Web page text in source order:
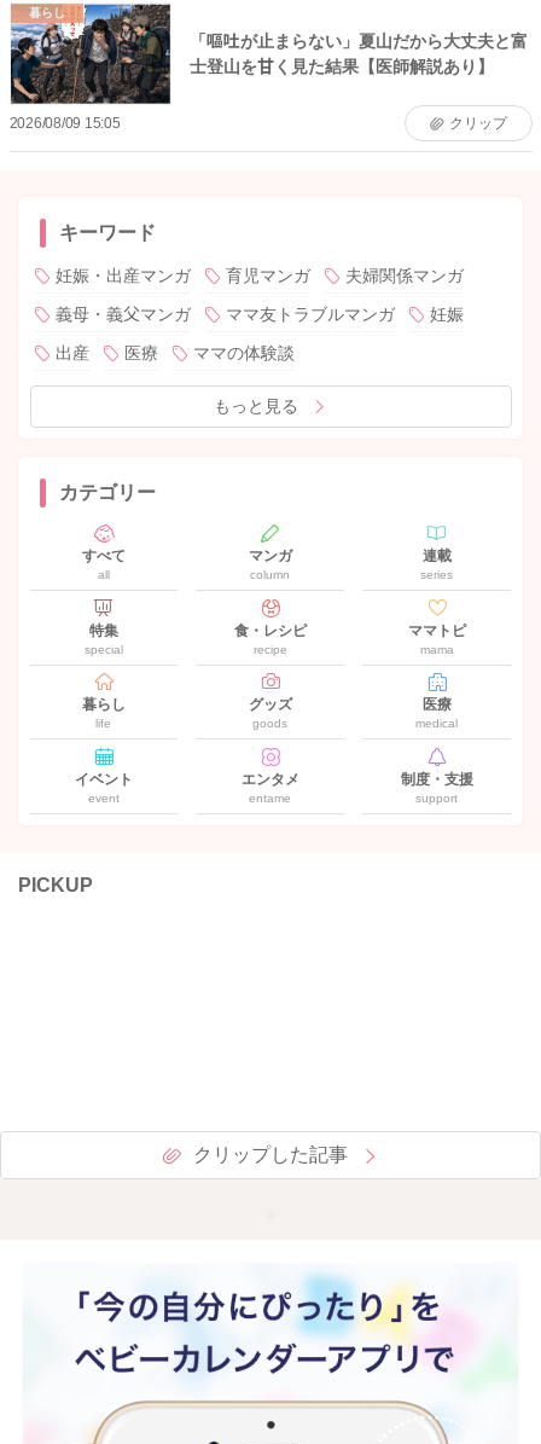
暮らし
「嘔吐が止まらない」夏山だから大丈夫と富
士登山を甘く見た結果【医師解説あり】
2026/08/09 15:05 クリップ
キーワード
妊娠・出産マンガ 育児マンガ
夫婦関係マンガ
義母・義父マンガ
ママ友トラブルマンガ
妊娠
出産
医療 ママの体験談
もっと見る
カテゴリー
すべて
all
マンガ
column
連載
series
特集
special
食・レシピ
recipe
ママトピ
mama
暮らし
life
グッズ
goods
医療
medical
イベント
event
エンタメ
entame
制度・支援
support
PICKUP
クリップした記事